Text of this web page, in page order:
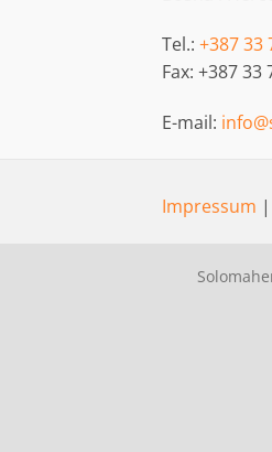
Tel.: +387 33
Fax: +387 33
E-mail:
Impressum |